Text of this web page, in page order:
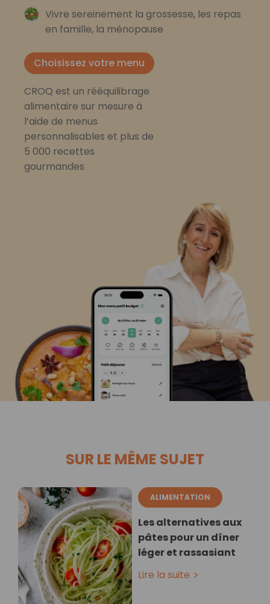
Vivre sereinement la grossesse, les repas
en famille, la ménopause
Choisissez votre menu
CROQ est un rééquilibrage
alimentaire sur mesure à
l’aide de menus
personnalisables et plus de
5 000 recettes
gourmandes
SUR LE MÊME SUJET
ALIMENTATION
Les alternatives aux
pâtes pour un dîner
léger et rassasiant
Lire la suite